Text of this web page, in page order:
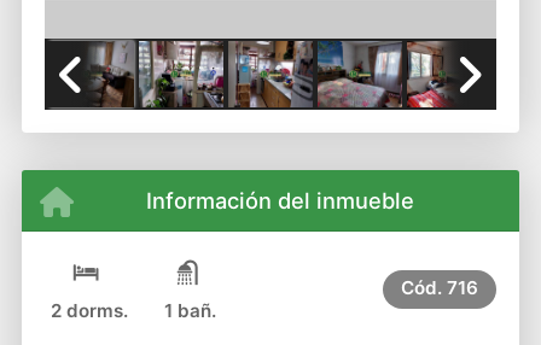
Previous Next
Información del inmueble
2 dorms. 1 bañ.
Cód. 716